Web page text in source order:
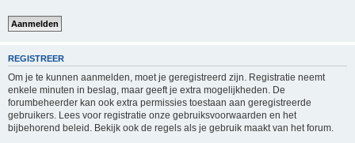
REGISTREER
Om je te kunnen aanmelden, moet je geregistreerd zijn. Registratie neemt
enkele minuten in beslag, maar geeft je extra mogelijkheden. De
forumbeheerder kan ook extra permissies toestaan aan geregistreerde
gebruikers. Lees voor registratie onze gebruiksvoorwaarden en het
bijbehorend beleid. Bekijk ook de regels als je gebruik maakt van het forum.